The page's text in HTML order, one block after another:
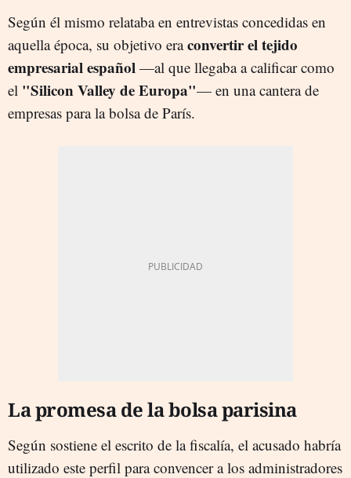
Según él mismo relataba en entrevistas concedidas en
aquella época, su objetivo eraconvertir el tejido
empresarial español —al que llegaba a calificar como
el "Silicon Valley de Europa"— en una cantera de
empresas para la bolsa de París.
La promesa de la bolsa parisina
Según sostiene el escrito de la fiscalía, el acusado habría
utilizado este perfil para convencer a los administradores